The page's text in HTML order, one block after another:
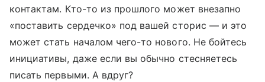
контактам. Кто-то из прошлого может внезапно
«поставить сердечко» под вашей сторис — и это
может стать началом чего-то нового. Не бойтесь
инициативы, даже если вы обычно стесняетесь
писать первыми. А вдруг?